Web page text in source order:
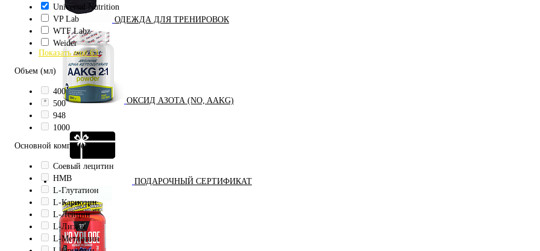
ОДЕЖДА ДЛЯ ТРЕНИРОВОК
ОКСИД АЗОТА (NO, AAKG)
ПОДАРОЧНЫЙ СЕРТИФИКАТ
Universal Nutrition
VP Lab
WTF Labz
Weider
Показать ещё 63
Объем (мл)
400
500
948
1000
Основной компонент
Cоевый лецитин
HMB
L-Глутатион
L-Карнозин
L-Лейцин
L-Лизин
L-Метионин